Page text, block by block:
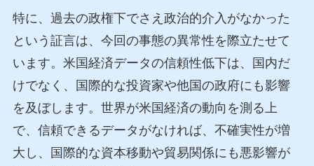
特に、過去の政権下でさえ政治的介入がなかった
という証言は、今回の事態の異常性を際立たせて
います。米国経済データの信頼性低下は、国内だ
けでなく、国際的な投資家や他国の政府にも影響
を及ぼします。世界が米国経済の動向を測る上
で、信頼できるデータがなければ、不確実性が増
大し、国際的な資本移動や貿易関係にも悪影響が